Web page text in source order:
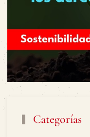
Categorías